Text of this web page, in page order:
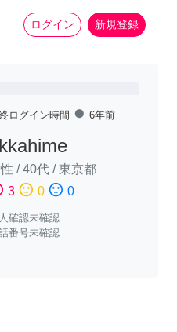
ログイン 新規登録
家事 more_horiz
ログイン時間 fiber_manual_record 6年前
/40代 /東京都
3 sentiment_neutral 0 sentiment_dissatisfied 0
確認未確認
番号未確認